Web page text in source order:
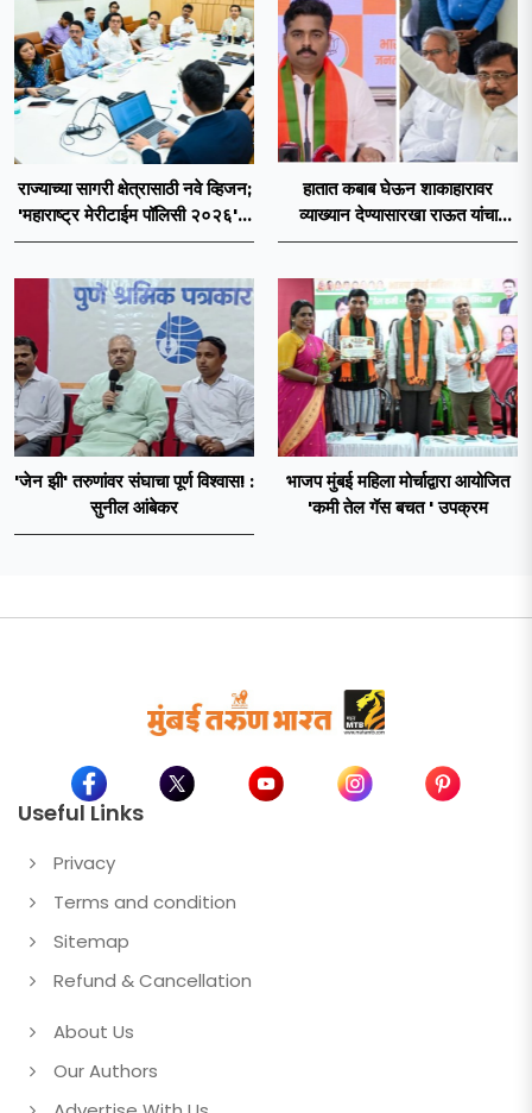
राज्याच्या सागरी क्षेत्रासाठी नवे व्हिजन;
'महाराष्ट्र मेरीटाईम पॉलिसी २०२६'चा
प्रस्ताव
हातात कबाब घेऊन शाकाहारावर
व्याख्यान देण्यासारखा राऊत यांचा
प्रयत्न - नवनाथ बन
'जेन झी' तरुणांवर संघाचा पूर्ण विश्वास! :
सुनील आंबेकर
भाजप मुंबई महिला मोर्चाद्वारा आयोजित
'कमी तेल गॅस बचत ' उपक्रम
Useful Links
Privacy
Terms and condition
Sitemap
Refund & Cancellation
About Us
Our Authors